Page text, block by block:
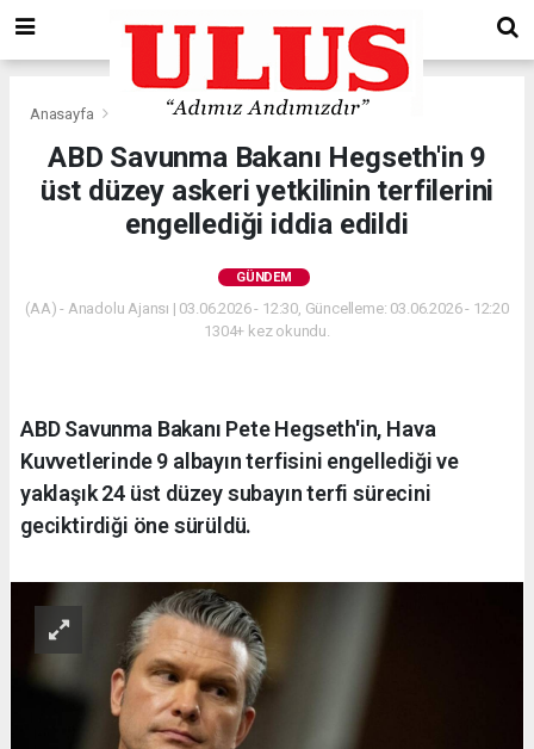
Anasayfa Gündem
ABD Savunma Bakanı Hegseth'in 9
üst düzey askeri yetkilinin terfilerini
engellediği iddia edildi
GÜNDEM
(AA) - Anadolu Ajansı | 03.06.2026 - 12:30, Güncelleme: 03.06.2026 - 12:20
1304+ kez okundu.
ABD Savunma Bakanı Pete Hegseth'in, Hava
Kuvvetlerinde 9 albayın terfisini engellediği ve
yaklaşık 24 üst düzey subayın terfi sürecini
geciktirdiği öne sürüldü.